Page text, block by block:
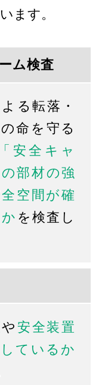
ます。
ム検査
る転落・
命を守る
「安全キャ
部材の強
空間が確
を検査し
や安全装置
ているか